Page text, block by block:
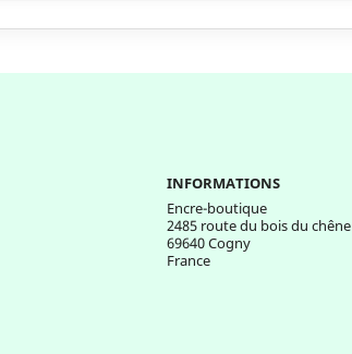
INFORMATIONS
Encre-boutique
2485 route du bois du chêne
69640 Cogny
France